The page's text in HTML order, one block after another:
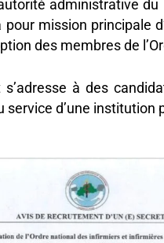
administrative
pour mission principale
des membres de
s’adresse à des
service d’une institution